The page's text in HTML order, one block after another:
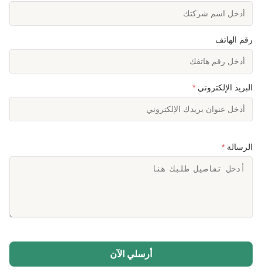
رقم الهاتف
البريد الإلكتروني *
الرسالة *
أرسلي الآن